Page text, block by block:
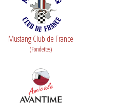
Mustang Club de France
(Fondettes)